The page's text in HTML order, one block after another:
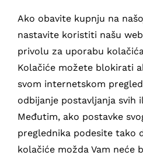
Ako obavite kupnju na
nastavite koristiti našu
privolu za uporabu
Kolačiće možete blokirati
svom internetskom
odbijanje postavljanja svih
Međutim, ako postavke
preglednika podesite tako
kolačiće možda Vam neće